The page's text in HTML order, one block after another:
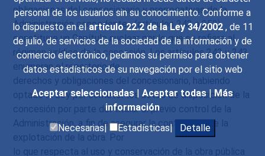
personal de los usuarios sin su conocimiento. Conforme a
lo dispuesto en elartículo 22.2 de la Ley 34/2002 , de 11
de julio, de servicios de la sociedad de la información y de
comercio electrónico, pedimos su permiso para obtener
datos estadísticos de su navegación por el sitio web
Aceptar seleccionadas| Aceptar todas |Más
información
Necesarias|
Estadísticas| Detalle
obligaciones del concesionario y prerrogativas de la
Administración concedente» (artículos 242 a 252)
constituye un Capítulo nuclear por lo que se refiere al
régimen jurídico de la concesión. Los artículos 242 y 243
enumeran el repertorio de
derechos y obligaciones del concesionario, habiendo
optado la Ley por someter los actos de disposición de la
concesión por parte del titular al previo control de la
Administración, a fin de asegurar la continuidad de la
explotación de la obra. Por
lo que respecta al uso y conservación de la obra pública